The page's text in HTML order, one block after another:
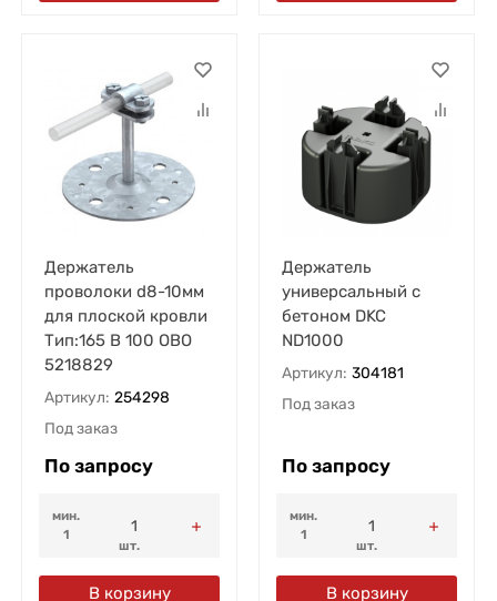
Держатель
проволоки d8-10мм
для плоской кровли
Тип:165 B 100 OBO
5218829
Артикул: 254298
Под заказ
По запросу
мин.
1
шт.
В корзину
Держатель
универсальный с
бетоном DKC
ND1000
Артикул: 304181
Под заказ
По запросу
мин.
1
шт.
В корзину